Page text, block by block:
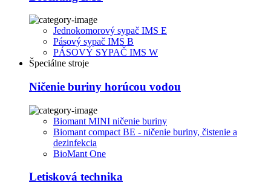
Jednokomorový sypač IMS E
Pásový sypač IMS B
PÁSOVÝ SYPAČ IMS W
Špeciálne stroje
Ničenie buriny horúcou vodou
Biomant MINI ničenie buriny
Biomant compact BE - ničenie buriny, čistenie a
dezinfekcia
BioMant One
Letisková technika